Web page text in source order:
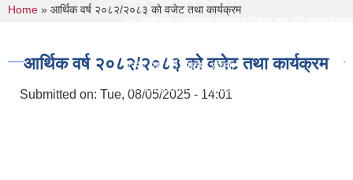
दररेट पेश गर्ने सम्बन्धी सूचना
Re Invitation For Electronic Bids
You are here
Home » आर्थिक वर्ष २०८२/२०८३ को वजेट तथा कार्यक्रम
आर्थिक वर्ष २०८२/२०८३ को वजेट तथा कार्यक्रम
Submitted on: Tue, 08/05/2025 - 14:01